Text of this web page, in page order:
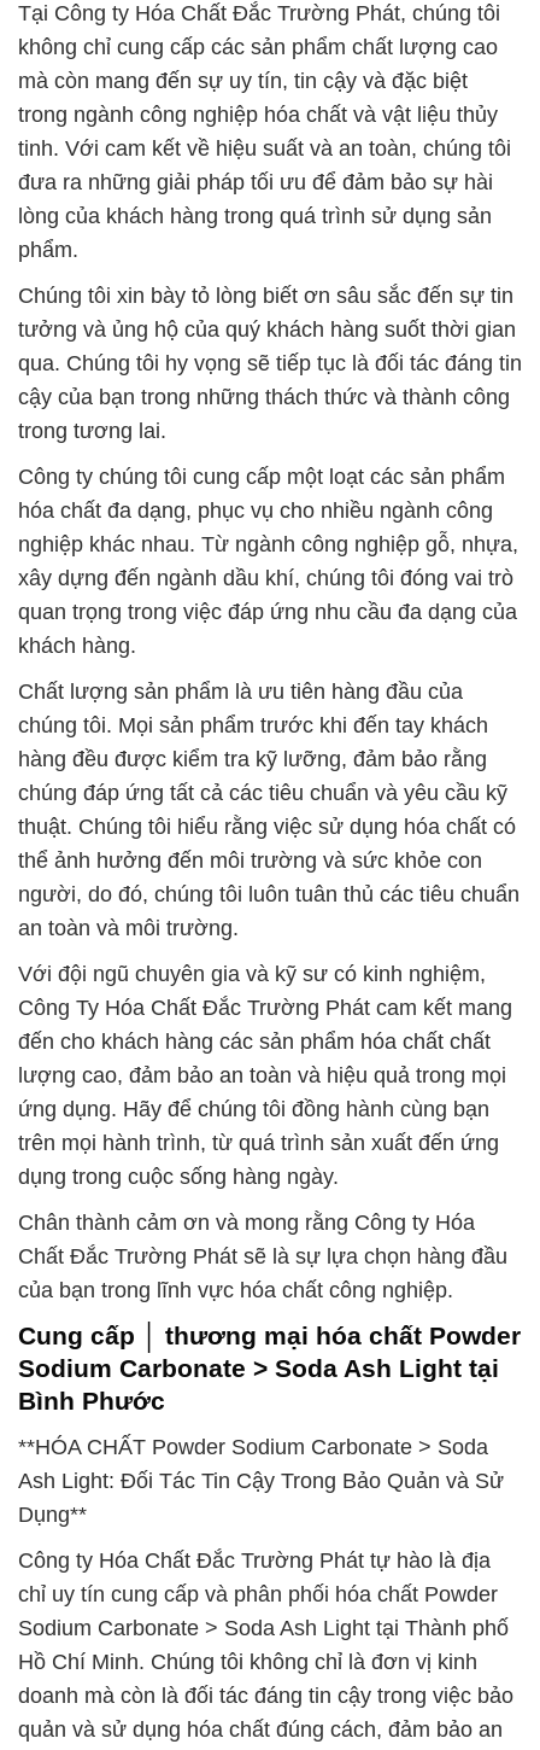
Tại Công ty Hóa Chất Đắc Trường Phát, chúng tôi
không chỉ cung cấp các sản phẩm chất lượng cao
mà còn mang đến sự uy tín, tin cậy và đặc biệt
trong ngành công nghiệp hóa chất và vật liệu thủy
tinh. Với cam kết về hiệu suất và an toàn, chúng tôi
đưa ra những giải pháp tối ưu để đảm bảo sự hài
lòng của khách hàng trong quá trình sử dụng sản
phẩm.
Chúng tôi xin bày tỏ lòng biết ơn sâu sắc đến sự tin
tưởng và ủng hộ của quý khách hàng suốt thời gian
qua. Chúng tôi hy vọng sẽ tiếp tục là đối tác đáng tin
cậy của bạn trong những thách thức và thành công
trong tương lai.
Công ty chúng tôi cung cấp một loạt các sản phẩm
hóa chất đa dạng, phục vụ cho nhiều ngành công
nghiệp khác nhau. Từ ngành công nghiệp gỗ, nhựa,
xây dựng đến ngành dầu khí, chúng tôi đóng vai trò
quan trọng trong việc đáp ứng nhu cầu đa dạng của
khách hàng.
Chất lượng sản phẩm là ưu tiên hàng đầu của
chúng tôi. Mọi sản phẩm trước khi đến tay khách
hàng đều được kiểm tra kỹ lưỡng, đảm bảo rằng
chúng đáp ứng tất cả các tiêu chuẩn và yêu cầu kỹ
thuật. Chúng tôi hiểu rằng việc sử dụng hóa chất có
thể ảnh hưởng đến môi trường và sức khỏe con
người, do đó, chúng tôi luôn tuân thủ các tiêu chuẩn
an toàn và môi trường.
Với đội ngũ chuyên gia và kỹ sư có kinh nghiệm,
Công Ty Hóa Chất Đắc Trường Phát cam kết mang
đến cho khách hàng các sản phẩm hóa chất chất
lượng cao, đảm bảo an toàn và hiệu quả trong mọi
ứng dụng. Hãy để chúng tôi đồng hành cùng bạn
trên mọi hành trình, từ quá trình sản xuất đến ứng
dụng trong cuộc sống hàng ngày.
Chân thành cảm ơn và mong rằng Công ty Hóa
Chất Đắc Trường Phát sẽ là sự lựa chọn hàng đầu
của bạn trong lĩnh vực hóa chất công nghiệp.
Cung cấp │ thương mại hóa chất Powder
Sodium Carbonate > Soda Ash Light tại
Bình Phước
**HÓA CHẤT Powder Sodium Carbonate > Soda
Ash Light: Đối Tác Tin Cậy Trong Bảo Quản và Sử
Dụng**
Công ty Hóa Chất Đắc Trường Phát tự hào là địa
chỉ uy tín cung cấp và phân phối hóa chất Powder
Sodium Carbonate > Soda Ash Light tại Thành phố
Hồ Chí Minh. Chúng tôi không chỉ là đơn vị kinh
doanh mà còn là đối tác đáng tin cậy trong việc bảo
quản và sử dụng hóa chất đúng cách, đảm bảo an